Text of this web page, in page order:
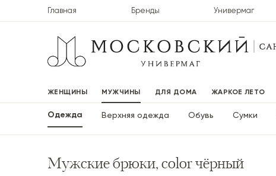
Главная Бренды Универмаг
ЖЕНЩИНЫ МУЖЧИНЫ ДЛЯ ДОМА ЖАРКОЕ ЛЕТО
Одежда Верхняя одежда Обувь Сумки
Мужские брюки, color чёрный